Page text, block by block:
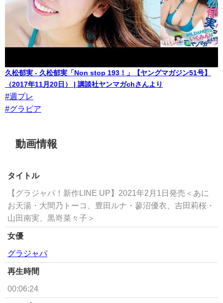
久松郁実 - 久松郁実「Non stop 193！」【ヤングマガジン51号】
（2017年11月20日） | 講談社ヤンマガchさんより
#週プレ
#グラビア
動画情報
タイトル
【グラジャパ！新作LINE UP】2021年2月1日発売＜あに
お天湯・大間乃トーコ、豊田ルナ・蓼沼優衣、吉田莉桜・
山田南実、黒嵜菜々子＞
女優
グラジャパ
再生時間
00:06:24